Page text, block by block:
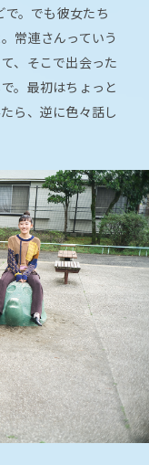
。でも彼女たち
常連さんっていう
、そこで出会った
。最初はちょっと
ら、逆に色々話し